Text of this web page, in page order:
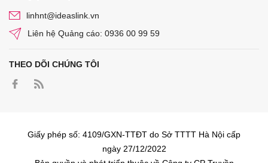
linhnt@ideaslink.vn
Liên hệ Quảng cáo: 0936 00 99 59
THEO DÕI CHÚNG TÔI
Giấy phép số: 4109/GXN-TTĐT do Sở TTTT Hà Nội cấp
ngày 27/12/2022